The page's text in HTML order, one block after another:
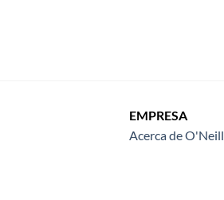
EMPRESA
Acerca de O'Neill